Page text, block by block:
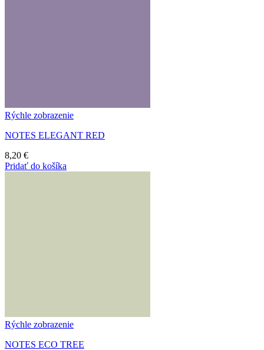
Rýchle zobrazenie
NOTES ELEGANT RED
8,20 €
Pridať do košíka
Rýchle zobrazenie
NOTES ECO TREE